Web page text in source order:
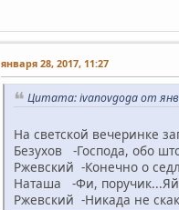
января 28, 2017, 11:27
Цитата: ivanovgoga от
На светской вечеринке
Безухов -Господа, обо
Ржевский -Конечно о
Наташа -Фи,
Ржевский -Никада не